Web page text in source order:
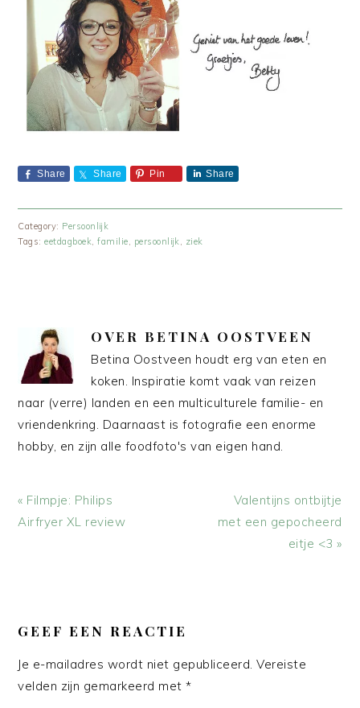
Share Share Pin Share
Category: Persoonlijk
Tags:eetdagboek ,familie persoonlijk ziek
OVER BETINA OOSTVEEN
Betina Oostveen houdt erg van eten en
koken. Inspiratie komt vaak van reizen
naar (verre) landen en een multiculturele familie- en
vriendenkring. Daarnaast is fotografie een enorme
hobby, en zijn alle foodfoto's van eigen hand.
Vorig
bericht:
« Filmpje: Philips
Airfryer XL review
Volgend
bericht:
Valentijns ontbijtje
met een gepocheerd
eitje <3 »
INTERACTIES
GEEF EEN REACTIE
Je e-mailadres wordt niet gepubliceerd. Vereiste
velden zijn gemarkeerd met*